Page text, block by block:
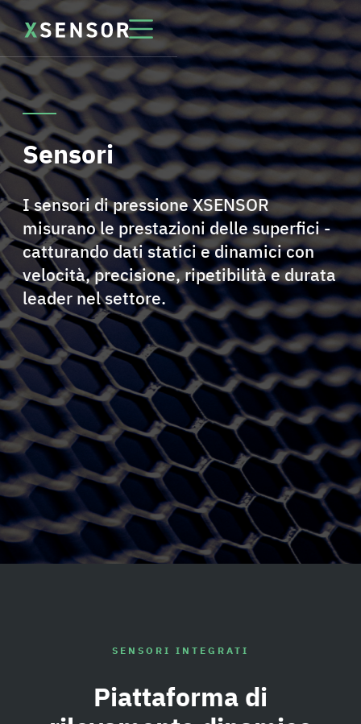
Sensori
I sensori di pressione XSENSOR
misurano le prestazioni delle superfici -
catturando dati statici e dinamici con
velocità, precisione, ripetibilità e durata
leader nel settore.
SENSORI INTEGRATI
Piattaforma di